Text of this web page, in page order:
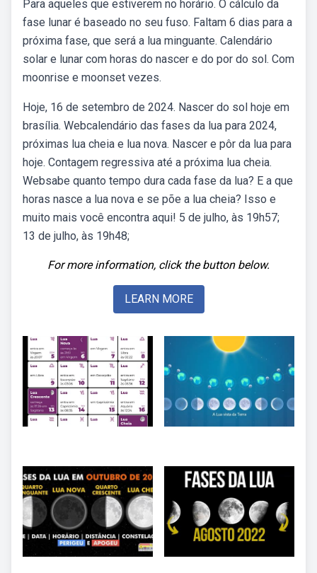
Para aqueles que estiverem no horário. O cálculo da
fase lunar é baseado no seu fuso. Faltam 6 dias para a
próxima fase, que será a lua minguante. Calendário
solar e lunar com horas do nascer e do por do sol. Com
moonrise e moonset vezes.
Hoje, 16 de setembro de 2024. Nascer do sol hoje em
brasília. Webcalendário das fases da lua para 2024,
próximas lua cheia e lua nova. Nascer e pôr da lua para
hoje. Contagem regressiva até a próxima lua cheia.
Websabe quanto tempo dura cada fase da lua? E a que
horas nasce a lua nova e se põe a lua cheia? Isso e
muito mais você encontra aqui! 5 de julho, às 19h57;
13 de julho, às 19h48;
For more information, click the button below.
LEARN MORE